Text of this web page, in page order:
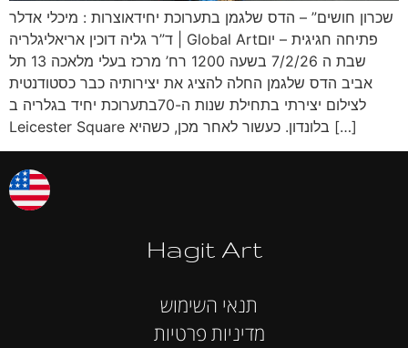
שכרון חושים” – הדס שלגמן בתערוכת יחידאוצרות : מיכלי אדלר
| ד”ר גליה דוכין אריאליגלריה Global Artפתיחה חגיגית – יום
שבת ה 7/2/26 בשעה 1200 רח’ מרכז בעלי מלאכה 13 תל
אביב הדס שלגמן החלה להציג את יצירותיה כבר כסטודנטית
לצילום יצירתי בתחילת שנות ה-70בתערוכת יחיד בגלריה ב
Leicester Square בלונדון. כעשור לאחר מכן, כשהיא […]
Hagit Art
תנאי השימוש
מדיניות פרטיות